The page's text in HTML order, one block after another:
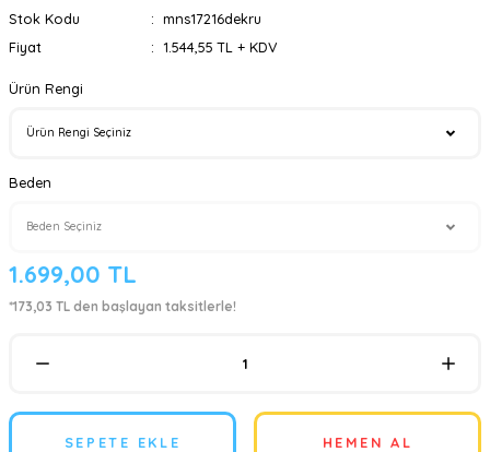
Stok Kodu
mns17216dekru
Fiyat
1.544,55 TL + KDV
Ürün Rengi
Beden
1.699,00 TL
*173,03 TL den başlayan taksitlerle!
SEPETE EKLE HEMEN AL